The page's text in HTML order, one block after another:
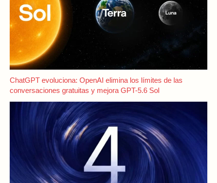
ChatGPT evoluciona: OpenAI elimina los límites de las
conversaciones gratuitas y mejora GPT-5.6 Sol